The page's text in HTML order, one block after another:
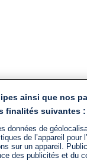
ainsi que nos
finalités suivantes :
données de
de l’appareil
sur un appareil.
des publicités et du